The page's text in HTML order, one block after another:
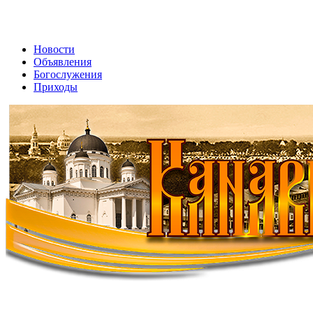
Новости
Объявления
Богослужения
Приходы